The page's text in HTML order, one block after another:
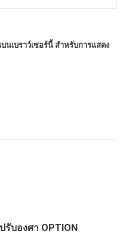
เบราว์เซอร์นี้ สำหรับการแสดง
รับองศา OPTION